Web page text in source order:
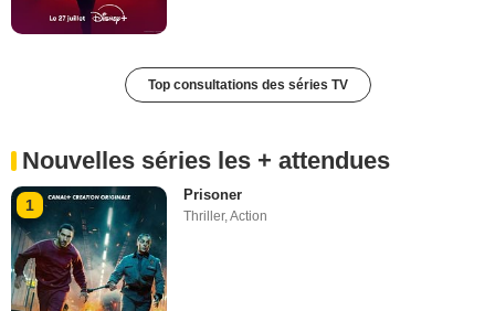
Top consultations des séries TV
Nouvelles séries les + attendues
1
Prisoner
Thriller,Action